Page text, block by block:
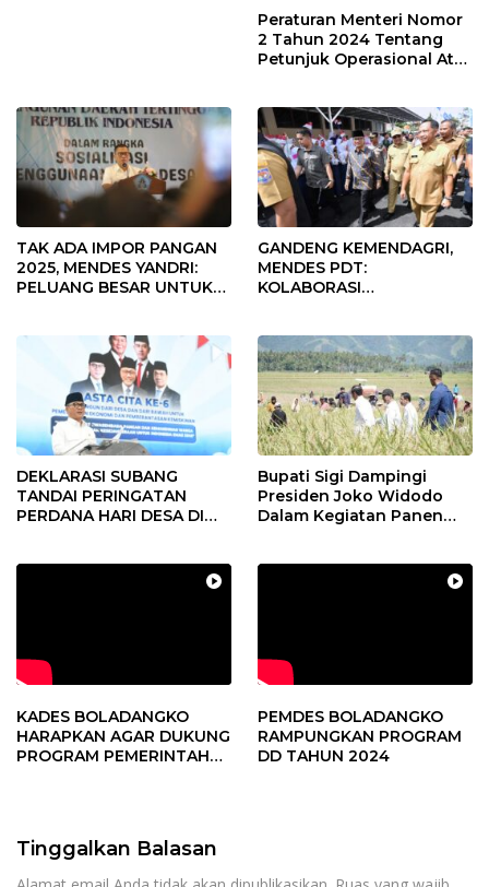
Peraturan Menteri Nomor
2 Tahun 2024 Tentang
Petunjuk Operasional Atas
TAK ADA IMPOR PANGAN
2025, MENDES YANDRI:
PELUANG BESAR UNTUK
GANDENG KEMENDAGRI,
MENDES PDT:
KOLABORASI
DEKLARASI SUBANG
TANDAI PERINGATAN
PERDANA HARI DESA DI
Bupati Sigi Dampingi
Presiden Joko Widodo
Dalam Kegiatan Panen
KADES BOLADANGKO
HARAPKAN AGAR DUKUNG
PROGRAM PEMERINTAH
PEMDES BOLADANGKO
RAMPUNGKAN PROGRAM
DD TAHUN 2024
Tinggalkan Balasan